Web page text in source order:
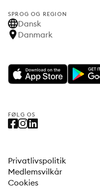
SPROG OG REGION
Dansk
Danmark
FØLG OS
Privatlivspolitik
Medlemsvilkår
Cookies